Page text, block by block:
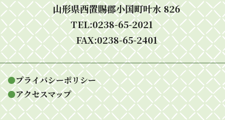
山形県西置賜郡小国町叶水 826
TEL:0238-65-2021
FAX:0238-65-2401
●プライバシーポリシー
●アクセスマップ